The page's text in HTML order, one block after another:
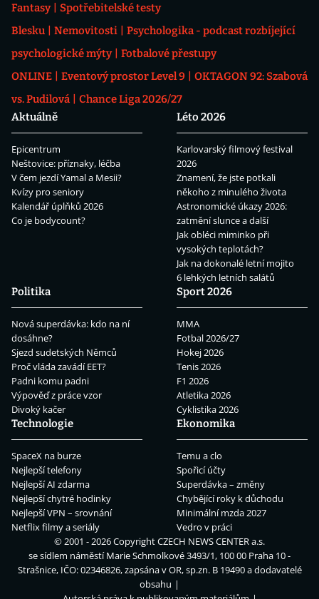
Fantasy
Spotřebitelské testy
Blesku
Nemovitosti
Psychologika - podcast rozbíjející
psychologické mýty
Fotbalové přestupy
ONLINE
Eventový prostor Level 9
OKTAGON 92: Szabová
vs. Pudilová
Chance Liga 2026/27
Aktuálně
Epicentrum
Neštovice: příznaky, léčba
V čem jezdí Yamal a Mesii?
Kvízy pro seniory
Kalendář úplňků 2026
Co je bodycount?
Léto 2026
Karlovarský filmový festival
2026
Znamení, že jste potkali
někoho z minulého života
Astronomické úkazy 2026:
zatmění slunce a další
Jak obléci miminko při
vysokých teplotách?
Jak na dokonalé letní mojito
6 lehkých letních salátů
Politika
Nová superdávka: kdo na ní
dosáhne?
Sjezd sudetských Němců
Proč vláda zavádí EET?
Padni komu padni
Výpověď z práce vzor
Divoký kačer
Sport 2026
MMA
Fotbal 2026/27
Hokej 2026
Tenis 2026
F1 2026
Atletika 2026
Cyklistika 2026
Technologie
SpaceX na burze
Nejlepší telefony
Nejlepší AI zdarma
Nejlepší chytré hodinky
Nejlepší VPN – srovnání
Netflix filmy a seriály
Ekonomika
Temu a clo
Spořicí účty
Superdávka – změny
Chybějící roky k důchodu
Minimální mzda 2027
Vedro v práci
© 2001 - 2026 CopyrightCZECH NEWS CENTER a.s.
se sídlem náměstí Marie Schmolkové 3493/1, 100 00 Praha 10 -
Strašnice, IČO: 02346826, zapsána v OR, sp.zn. B 19490 a dodavatelé
obsahu